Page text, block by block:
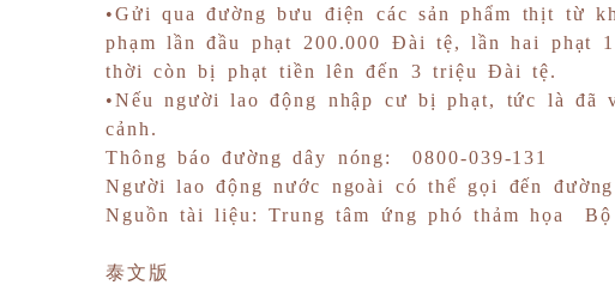
•Gửi qua đường bưu điện các sản phẩm thịt
phạm lần đầu phạt 200.000 Đài tệ, lần hai phạt
thời còn bị phạt tiền lên đến 3 triệu Đài tệ.
•Nếu người lao động nhập cư bị phạt, tức là
cảnh.
Thông báo đường dây nóng: 0800-039-131
Người lao động nước ngoài có thể gọi đến
Nguồn tài liệu: Trung tâm ứng phó thảm họa Bộ
泰文版